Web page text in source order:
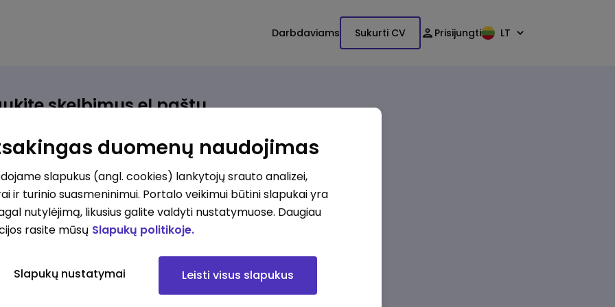
Darbdaviams Sukurti CV Prisijungti LT
skelbimus el.paštu
atsiras, iš karto gausite jį el. paštu.
ieškote darbo?*
Pridėti naują
Kokios srities darbo pasiūlymai jus domina?
Pridėti naują
duomenų naudojimas
slapukus (angl. cookies) lankytojų srauto analizei,
ir turinio suasmeninimui. Portalo veikimui būtini slapukai yra
nutylėjimą, likusius galite valdyti nustatymuose. Daugiau
rasite mūsų Slapukų politikoje.
Slapukų nustatymai Leisti visus slapukus